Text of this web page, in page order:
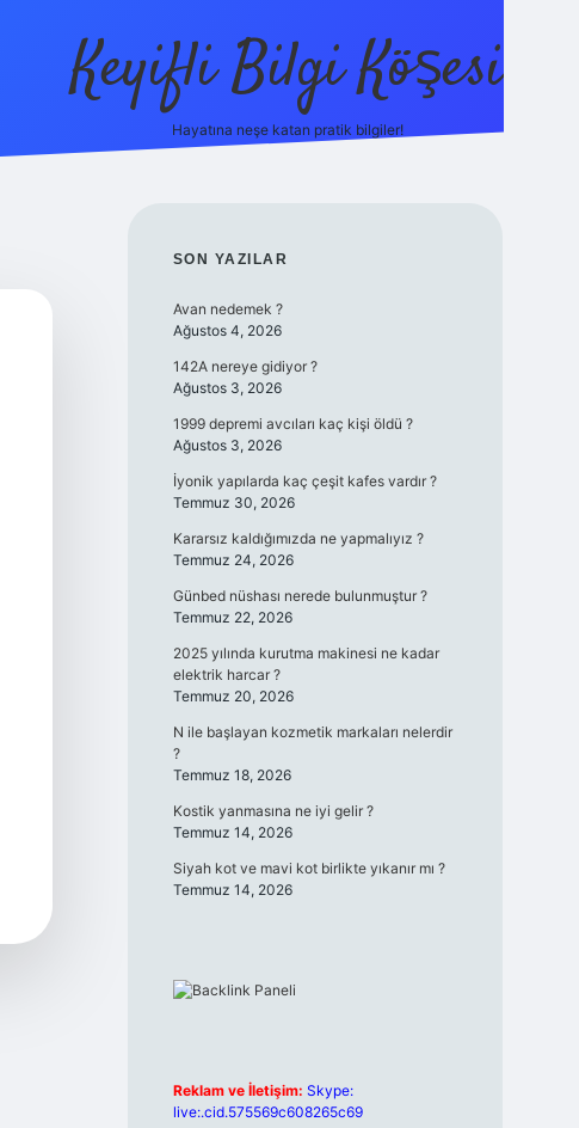
Keyifli Bilgi Köşesi
Hayatına neşe katan pratik bilgiler!
SIDEBAR
SON YAZILAR
Avan nedemek ?
Ağustos 4, 2026
142A nereye gidiyor ?
Ağustos 3, 2026
1999 depremi avcıları kaç kişi öldü ?
Ağustos 3, 2026
İyonik yapılarda kaç çeşit kafes vardır ?
Temmuz 30, 2026
Kararsız kaldığımızda ne yapmalıyız ?
Temmuz 24, 2026
Günbed nüshası nerede bulunmuştur ?
Temmuz 22, 2026
2025 yılında kurutma makinesi ne kadar
elektrik harcar ?
Temmuz 20, 2026
N ile başlayan kozmetik markaları nelerdir
?
Temmuz 18, 2026
Kostik yanmasına ne iyi gelir ?
Temmuz 14, 2026
Siyah kot ve mavi kot birlikte yıkanır mı ?
Temmuz 14, 2026
Reklam ve İletişim: Skype:
live:.cid.575569c608265c69